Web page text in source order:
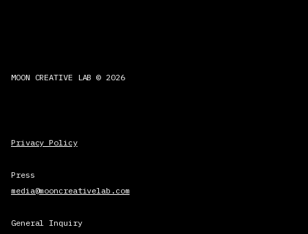
MOON CREATIVE LAB © 2026
Privacy Policy
Press
media@mooncreativelab.com
General Inquiry